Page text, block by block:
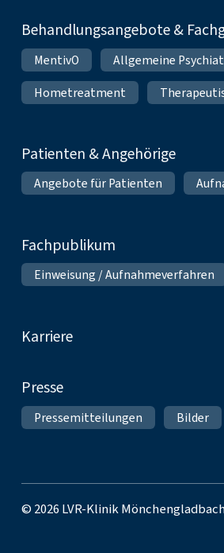
Behandlungsangebote &
MentivO Allgemeine
Hometreatment
Patienten & Angehörige
Angebote für Patienten
Fachpublikum
Einweisung / Aufnahmeverfahren
Karriere
Presse
Pressemitteilungen Bilder
© 2026 LVR-Klinik